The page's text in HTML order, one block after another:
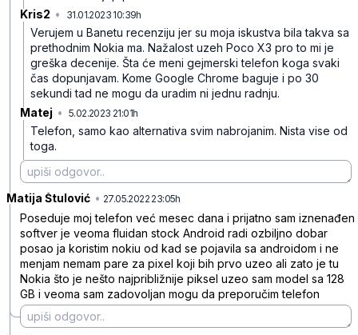
Kris2 • 31.01.2023 10:39h
Verujem u Banetu recenziju jer su moja iskustva bila takva sa
prethodnim Nokia ma. Nažalost uzeh Poco X3 pro to mi je
greška decenije. Šta će meni gejmerski telefon koga svaki
čas dopunjavam. Kome Google Chrome baguje i po 30
sekundi tad ne mogu da uradim ni jednu radnju.
Matej • 5.02.2023 21:01h
Telefon, samo kao alternativa svim nabrojanim. Nista vise od
toga.
Matija Štulović • 27.05.2022 23:05h
Poseduje moj telefon već mesec dana i prijatno sam iznenađen
softver je veoma fluidan stock Android radi ozbiljno dobar
posao ja koristim nokiu od kad se pojavila sa androidom i ne
menjam nemam pare za pixel koji bih prvo uzeo ali zato je tu
Nokia što je nešto najpribližnije piksel uzeo sam model sa 128
GB i veoma sam zadovoljan mogu da preporučim telefon